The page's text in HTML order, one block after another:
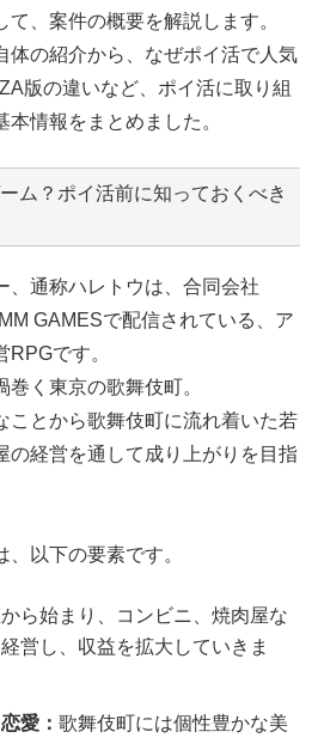
、案件の概要を解説します。
体の紹介から、なぜポイ活で人気
版の違いなど、ポイ活に取り組
情報をまとめました。
ム？ポイ活前に知っておくべき
、通称ハレトウは、合同会社
GAMESで配信されている、ア
です。
く東京の歌舞伎町。
ことから歌舞伎町に流れ着いた若
の経営を通して成り上がりを目指
以下の要素です。
ら始まり、コンビニ、焼肉屋な
営し、収益を拡大していきま
愛： 歌舞伎町には個性豊かな美